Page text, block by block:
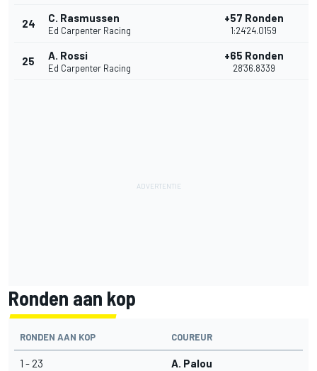
24 C. Rasmussen
Ed Carpenter Racing
+57 Ronden
1:24'24.0159
25 A. Rossi
Ed Carpenter Racing
+65 Ronden
28'36.8339
Ronden aan kop
RONDEN AAN KOP COUREUR
1 - 23 A. Palou